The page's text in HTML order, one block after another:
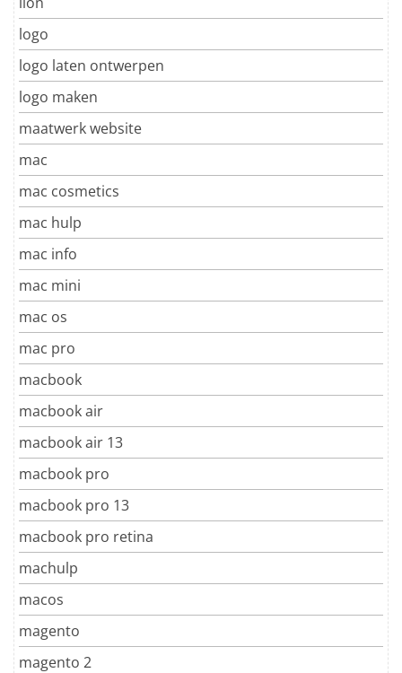
logo
logo laten ontwerpen
logo maken
maatwerk website
mac
mac cosmetics
mac hulp
mac info
mac mini
mac os
mac pro
macbook
macbook air
macbook air 13
macbook pro
macbook pro 13
macbook pro retina
machulp
macos
magento
magento 2